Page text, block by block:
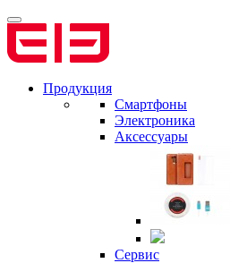
Продукция
Смартфоны
Электроника
Аксессуары
Сервис